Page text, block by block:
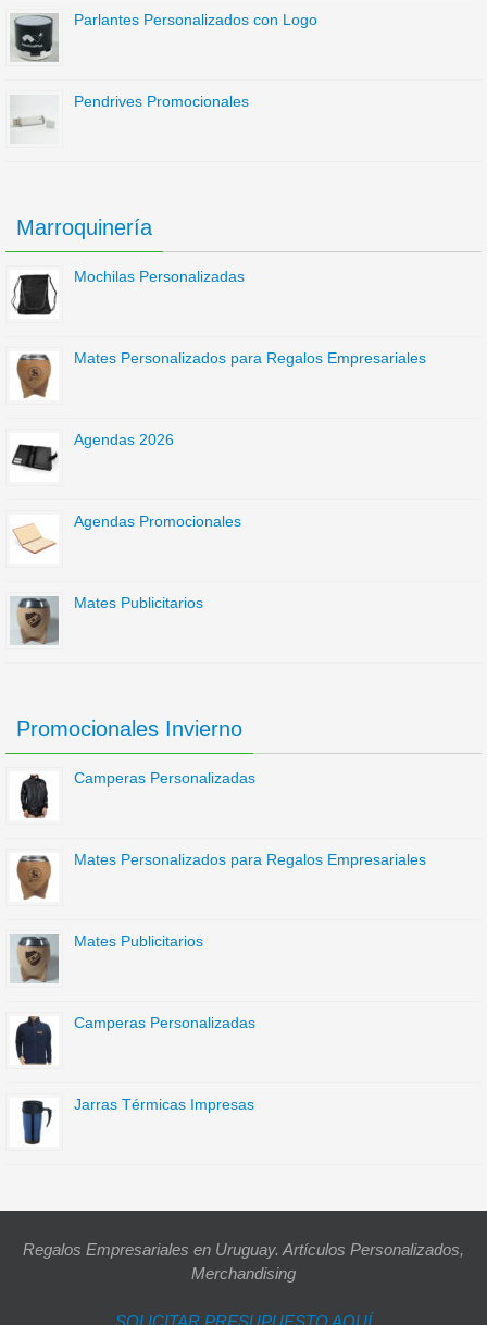
Parlantes Personalizados con Logo
Pendrives Promocionales
Marroquinería
Mochilas Personalizadas
Mates Personalizados para Regalos Empresariales
Agendas 2026
Agendas Promocionales
Mates Publicitarios
Promocionales Invierno
Camperas Personalizadas
Mates Personalizados para Regalos Empresariales
Mates Publicitarios
Camperas Personalizadas
Jarras Térmicas Impresas
Regalos Empresariales en Uruguay. Artículos Personalizados,
Merchandising
SOLICITAR PRESUPUESTO AQUÍ